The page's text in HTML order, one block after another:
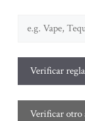
Verificar
Verificar